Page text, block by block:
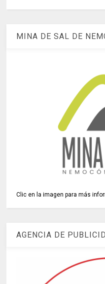
MINA DE SAL DE
Clic en la imagen para más
AGENCIA DE